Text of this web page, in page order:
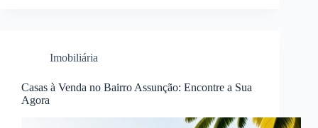
Imobiliária
Casas à Venda no Bairro Assunção: Encontre a Sua
Agora